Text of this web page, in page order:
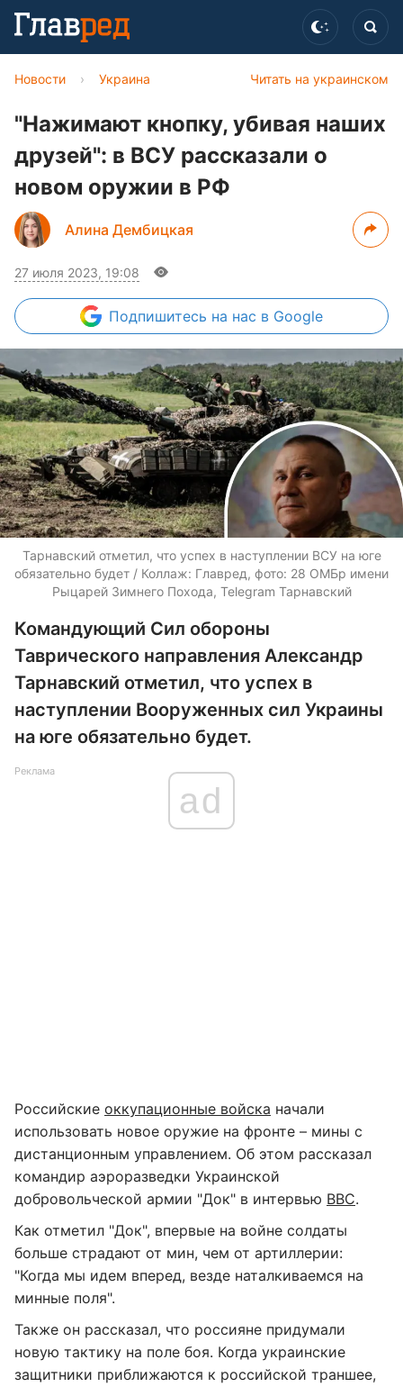
Читать на украинском
Новости › Украина
"Нажимают кнопку, убивая наших
друзей": в ВСУ рассказали о
новом оружии в РФ
Алина Дембицкая
27 июля 2023, 19:08
Подпишитесь на нас в Google
Тарнавский отметил, что успех в наступлении ВСУ на юге
обязательно будет / Коллаж: Главред, фото: 28 ОМБр имени
Рыцарей Зимнего Похода, Telegram Тарнавский
Командующий Сил обороны
Таврического направления Александр
Тарнавский отметил, что успех в
наступлении Вооруженных сил Украины
на юге обязательно будет.
Реклама
ad
Российские оккупационные войска начали
использовать новое оружие на фронте – мины с
дистанционным управлением. Об этом рассказал
командир аэроразведки Украинской
добровольческой армии "Док" в интервью ВВС.
Как отметил "Док", впервые на войне солдаты
больше страдают от мин, чем от артиллерии:
"Когда мы идем вперед, везде наталкиваемся на
минные поля".
Также он рассказал, что россияне придумали
новую тактику на поле боя. Когда украинские
защитники приближаются к российской траншее,